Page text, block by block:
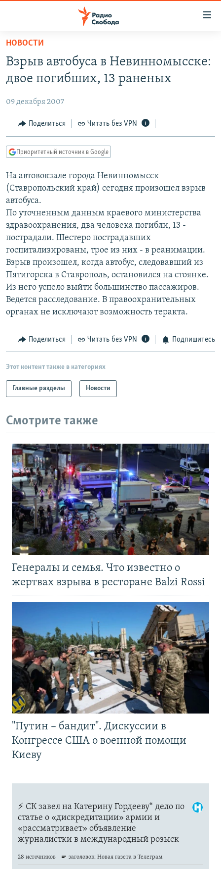
упрощенного
доступа
основному
Вернутся
главной
навигации
Вернутся
поиску
ПОДКАСТЫ
ЦИТАТЫ СВОБОДЫ
МНЕНИЯ
IDEL.РЕАЛИИ
КАВКАЗ.РЕАЛИИ
СЕВЕР.РЕАЛИИ
СИБИРЬ.РЕАЛИИ
РАСПИСАНИЕ ВЕЩАНИЯ
ПОДПИШИТЕСЬ НА РАССЫЛКУ
СОЦИАЛЬНЫЕ СЕТИ
Все сайты РСЕ/РС
НОВОСТИ
Взрыв автобуса в Невинномысске:
двое погибших, 13 раненых
09 декабря 2007
Поделиться Читать без VPN
Приоритетный источник в Google
На автовокзале города Невинномысск
(Ставропольский край) сегодня произошел взрыв
автобуса.
По уточненным данным краевого министерства
здравоохранения, два человека погибли, 13 -
пострадали. Шестеро пострадавших
госпитализированы, трое из них - в реанимации.
Взрыв произошел, когда автобус, следовавший из
Пятигорска в Ставрополь, остановился на стоянке.
Из него успело выйти большинство пассажиров.
Ведется расследование. В правоохранительных
органах не исключают возможность теракта.
Поделиться Читать без VPN Подпишитесь
Этот контент также в категориях
Главные разделы Новости
Смотрите также
Генералы и семья. Что известно о
жертвах взрыва в ресторане Balzi Rossi
"Путин – бандит". Дискуссии в
Конгрессе США о военной помощи
Киеву